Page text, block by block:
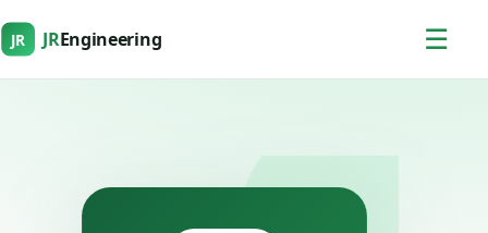
JR JREngineering ☰